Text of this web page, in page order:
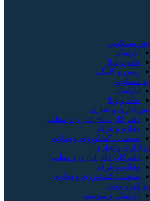
مسکونی
آپارتمان
خانه و ویلا
زمین و کلنگی
مسکونی
آپارتمان
خانه و ویلا
اداری و تجاری
دفتر کار ، اتاق اداری و مطب
مغازه و غرفه
صنعتی ، کشاورزی و تجاری
اداری و تجاری
دفترکار، اتاق اداری و مطب
مغازه و غرفه
صنعتی، کشاورزی و تجاری
کوتاه مدت
آپارتمان و سوئیت